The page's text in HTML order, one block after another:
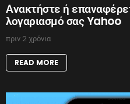
Ανακτήστε ή
λογαριασμό σας Yahoo
πριν 2 χρόνια
READ MORE